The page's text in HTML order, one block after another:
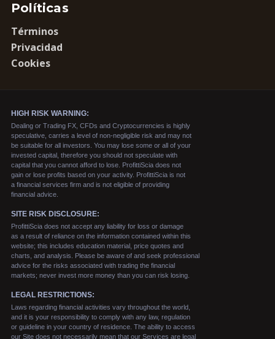
Políticas
Términos
Privacidad
Cookies